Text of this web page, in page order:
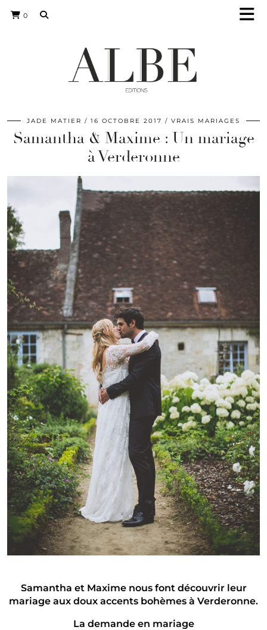
0
JADE MATIER 16 OCTOBRE 2017 VRAIS MARIAGES
Samantha & Maxime : Un mariage
à Verderonne
Samantha et Maxime nous font découvrir leur
mariage aux doux accents bohèmes à Verderonne.
La demande en mariage